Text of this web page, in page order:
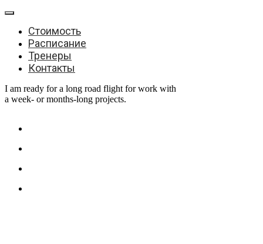
Стоимость
Расписание
Тренеры
Контакты
I am ready for a long road flight for work with
a week- or months-long projects.